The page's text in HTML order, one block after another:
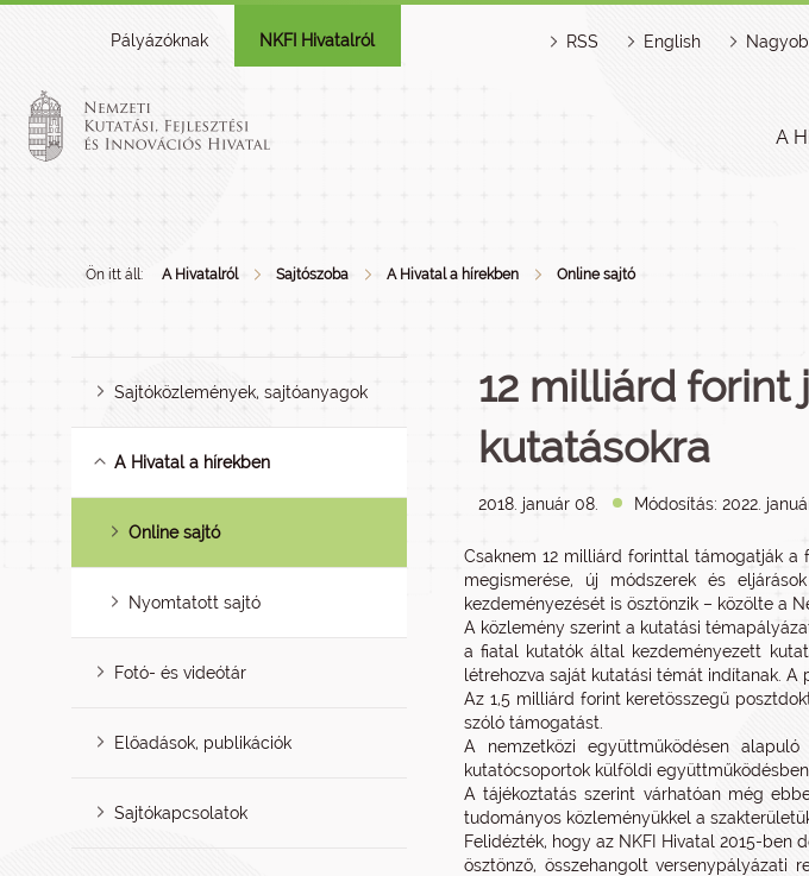
Pályázóknak NKFI Hivatalról RSS English
A
Ön itt áll: A Hivatalról Sajtószoba A Hivatal a hírekben Online sajtó
Sajtóközlemények, sajtóanyagok
A Hivatal a hírekben
Online sajtó
Nyomtatott sajtó
Fotó- és videótár
Előadások, publikációk
Sajtókapcsolatok
12 milliárd
kutatásokra
2018. január 08. Módosítás: 2022.
Csaknem 12 milliárd forinttal támogatják
megismerése, új módszerek és
kezdeményezését is ösztönzik – közölte a
A közlemény szerint a kutatási
a fiatal kutatók által kezdeményezett
létrehozva saját kutatási témát indítanak. A
Az 1,5 milliárd forint keretösszegű
szóló támogatást.
A nemzetközi együttműködésen
kutatócsoportok külföldi
A tájékoztatás szerint várhatóan még
tudományos közleményükkel a
Felidézték, hogy az NKFI Hivatal 2015-
ösztönző, összehangolt versenypályázati